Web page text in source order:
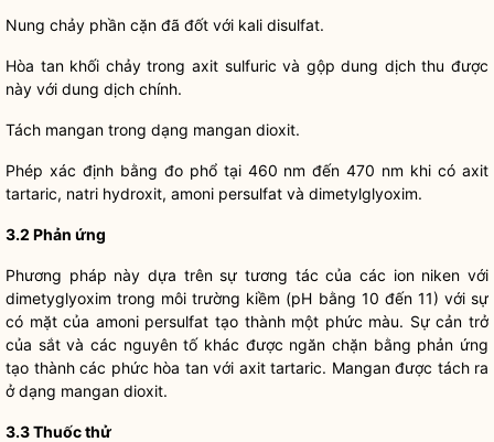
Nung chảy phần cặn đã đốt với kali disulfat.
Hòa tan khối chảy trong axit sulfuric và gộp dung dịch thu được
này với dung dịch chính.
Tách mangan trong dạng mangan dioxit.
Phép xác định bằng đo phổ tại 460 nm đến 470 nm khi có axit
tartaric, natri hydroxit, amoni persulfat và dimetylglyoxim.
3.2 Phản ứng
Phương pháp này dựa trên sự tương tác của các ion niken với
dimetyglyoxim trong môi trường kiềm (pH bằng 10 đến 11) với sự
có mặt của amoni persulfat tạo thành một phức màu. Sự cản trở
của sắt và các nguyên tố khác được ngăn chặn bằng phản ứng
tạo thành các phức hòa tan với axit tartaric. Mangan được tách ra
ở dạng mangan dioxit.
3.3 Thuốc thử